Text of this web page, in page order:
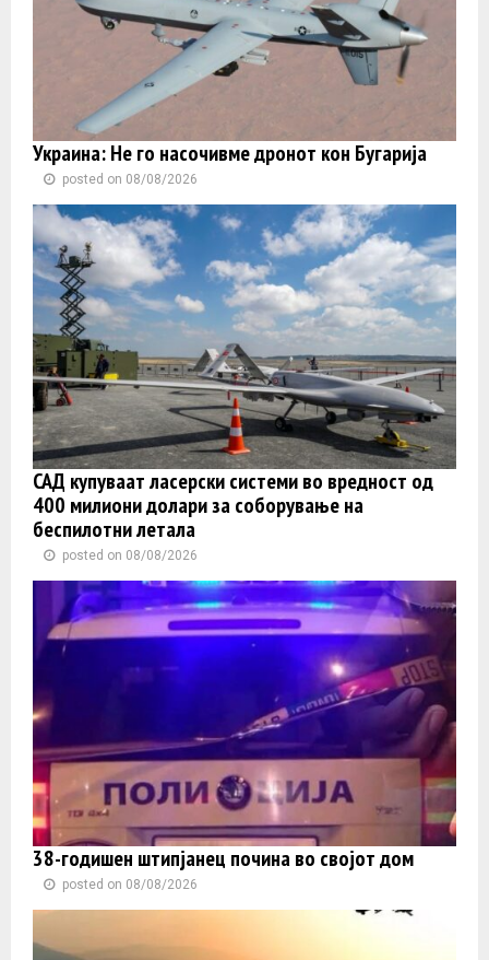
Украина: Не го насочивме дронот кон Бугарија
posted on 08/08/2026
САД купуваат ласерски системи во вредност од
400 милиони долари за соборување на
беспилотни летала
posted on 08/08/2026
38-годишен штипјанец почина во својот дом
posted on 08/08/2026